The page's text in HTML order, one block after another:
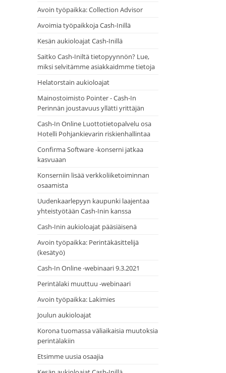
Avoin työpaikka: Collection Advisor
Avoimia työpaikkoja Cash-Inillä
Kesän aukioloajat Cash-Inillä
Saitko Cash-Iniltä tietopyynnön? Lue,
miksi selvitämme asiakkaidmme tietoja
Helatorstain aukioloajat
Mainostoimisto Pointer - Cash-In
Perinnän joustavuus yllätti yrittäjän
Cash-In Online Luottotietopalvelu osa
Hotelli Pohjankievarin riskienhallintaa
Confirma Software -konserni jatkaa
kasvuaan
Konserniin lisää verkkoliiketoiminnan
osaamista
Uudenkaarlepyyn kaupunki laajentaa
yhteistyötään Cash-Inin kanssa
Cash-Inin aukioloajat pääsiäisenä
Avoin työpaikka: Perintäkäsittelijä
(kesätyö)
Cash-In Online -webinaari 9.3.2021
Perintälaki muuttuu -webinaari
Avoin työpaikka: Lakimies
Joulun aukioloajat
Korona tuomassa väliaikaisia muutoksia
perintälakiin
Etsimme uusia osaajia